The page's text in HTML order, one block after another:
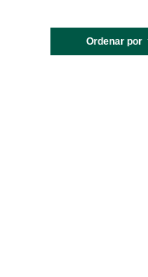
Ordenar por